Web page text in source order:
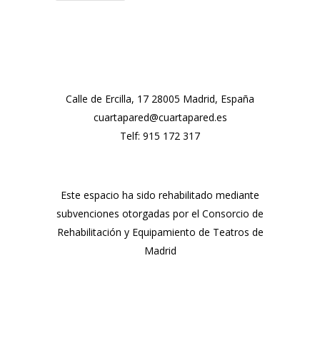
Calle de Ercilla, 17 28005 Madrid, España
cuartapared@cuartapared.es
Telf: 915 172 317
Este espacio ha sido rehabilitado mediante
subvenciones otorgadas por el Consorcio de
Rehabilitación y Equipamiento de Teatros de
Madrid